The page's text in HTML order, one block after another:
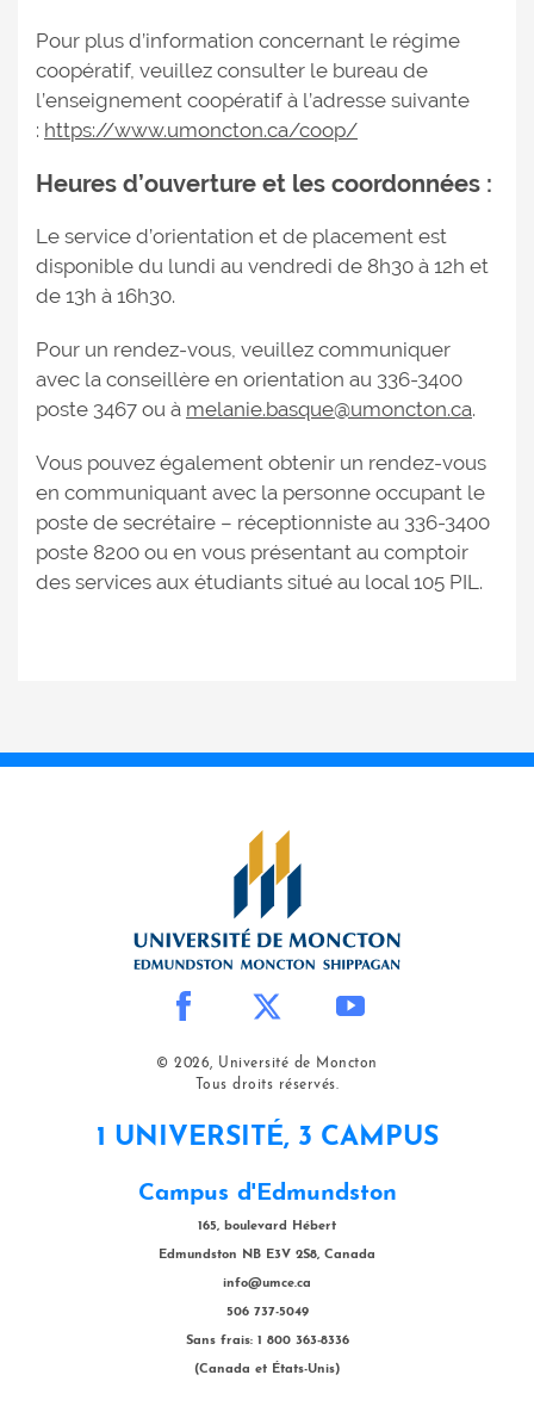
Pour plus d’information concernant le régime
coopératif, veuillez consulter le bureau de
l’enseignement coopératif à l’adresse suivante
: https://www.umoncton.ca/coop/
Heures d’ouverture et les coordonnées :
Le service d’orientation et de placement est
disponible du lundi au vendredi de 8h30 à 12h et
de 13h à 16h30.
Pour un rendez-vous, veuillez communiquer
avec la conseillère en orientation au 336-3400
poste 3467 ou à melanie.basque@umoncton.ca.
Vous pouvez également obtenir un rendez-vous
en communiquant avec la personne occupant le
poste de secrétaire – réceptionniste au 336-3400
poste 8200 ou en vous présentant au comptoir
des services aux étudiants situé au local 105 PIL.
© 2026, Université de Moncton
Tous droits réservés.
1 UNIVERSITÉ, 3 CAMPUS
Campus d'Edmundston
165, boulevard Hébert
Edmundston NB E3V 2S8, Canada
info@umce.ca
506 737-5049
Sans frais: 1 800 363-8336
(Canada et États-Unis)